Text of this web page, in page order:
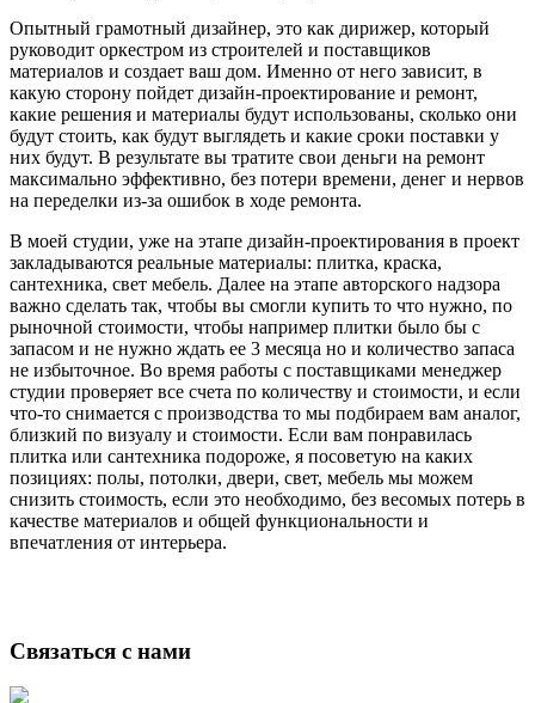
Опытный грамотный дизайнер, это как дирижер, который
руководит оркестром из строителей и поставщиков
материалов и создает ваш дом. Именно от него зависит, в
какую сторону пойдет дизайн-проектирование и ремонт,
какие решения и материалы будут использованы, сколько они
будут стоить, как будут выглядеть и какие сроки поставки у
них будут. В результате вы тратите свои деньги на ремонт
максимально эффективно, без потери времени, денег и нервов
на переделки из-за ошибок в ходе ремонта.
В моей студии, уже на этапе дизайн-проектирования в проект
закладываются реальные материалы: плитка, краска,
сантехника, свет мебель. Далее на этапе авторского надзора
важно сделать так, чтобы вы смогли купить то что нужно, по
рыночной стоимости, чтобы например плитки было бы с
запасом и не нужно ждать ее 3 месяца но и количество запаса
не избыточное. Во время работы с поставщиками менеджер
студии проверяет все счета по количеству и стоимости, и если
что-то снимается с производства то мы подбираем вам аналог,
близкий по визуалу и стоимости. Если вам понравилась
плитка или сантехника подороже, я посоветую на каких
позициях: полы, потолки, двери, свет, мебель мы можем
снизить стоимость, если это необходимо, без весомых потерь в
качестве материалов и общей функциональности и
впечатления от интерьера.
Связаться с нами